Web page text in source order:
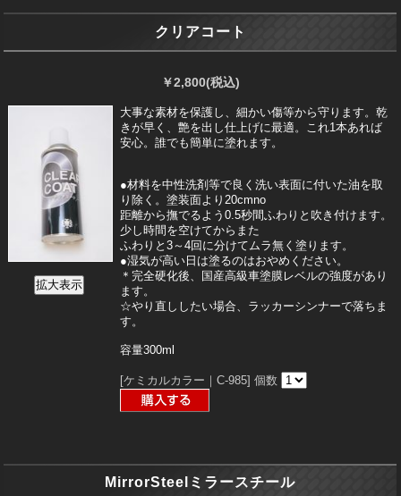
クリアコート
￥2,800(税込)
大事な素材を保護し、細かい傷等から守ります。乾
きが早く、艶を出し仕上げに最適。これ1本あれば
安心。誰でも簡単に塗れます。
●材料を中性洗剤等で良く洗い表面に付いた油を取
り除く。塗装面より20cmno
距離から撫でるよう0.5秒間ふわりと吹き付けます。
少し時間を空けてからまた
ふわりと3～4回に分けてムラ無く塗ります。
●湿気が高い日は塗るのはおやめください。
＊完全硬化後、国産高級車塗膜レベルの強度があり
ます。
☆やり直ししたい場合、ラッカーシンナーで落ちま
す。
容量300ml
[ケミカルカラー｜C-985] 個数
MirrorSteelミラースチール